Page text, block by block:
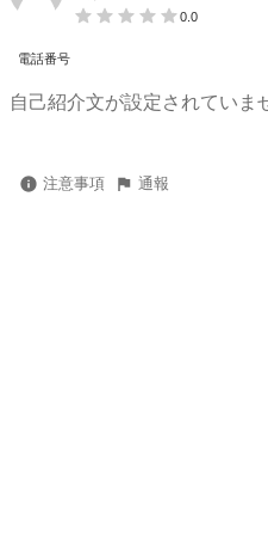
0.0
電話番号
自己紹介文が設定されていま
注意事項 通報